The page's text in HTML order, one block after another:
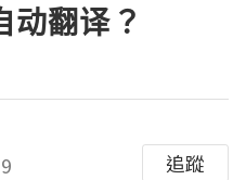
动翻译？
追蹤